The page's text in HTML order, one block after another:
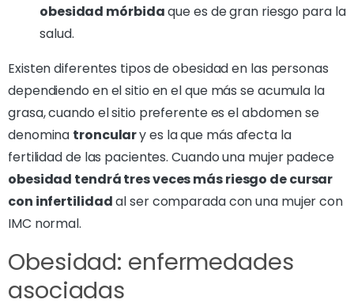
obesidad mórbidaque es de gran riesgo para la
salud.
Existen diferentes tipos de obesidad en las personas
dependiendo en el sitio en el que más se acumula la
grasa, cuando el sitio preferente es el abdomen se
denomina tronculary es la que más afecta la
fertilidad de las pacientes. Cuando una mujer padece
obesidad tendrá tres veces más riesgo de cursar
con infertilidadal ser comparada con una mujer con
IMC normal.
Obesidad: enfermedades
asociadas